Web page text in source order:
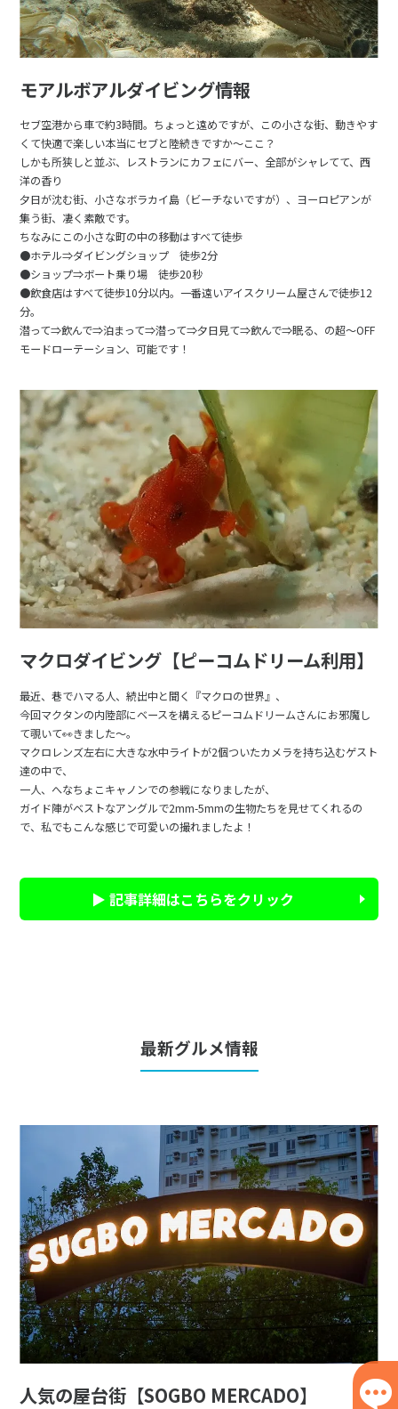
モアルボアルダイビング情報
セブ空港から車で約3時間。ちょっと遠めですが、この小さな街、動きやす
くて快適で楽しい本当にセブと陸続きですか～ここ？
しかも所狭しと並ぶ、レストランにカフェにバー、全部がシャレてて、西
洋の香り
夕日が沈む街、小さなボラカイ島（ビーチないですが）、ヨーロピアンが
集う街、凄く素敵です。
ちなみにこの小さな町の中の移動はすべて徒歩
●ホテル⇒ダイビングショップ 徒歩2分
●ショップ⇒ボート乗り場 徒歩20秒
●飲食店はすべて徒歩10分以内。一番遠いアイスクリーム屋さんで徒歩12
分。
潜って⇒飲んで⇒泊まって⇒潜って⇒夕日見て⇒飲んで⇒眠る、の超～OFF
モードローテーション、可能です！
マクロダイビング【ピーコムドリーム利用】
最近、巷でハマる人、続出中と聞く『マクロの世界』、
今回マクタンの内陸部にベースを構えるピーコムドリームさんにお邪魔し
て覗いて👀きました～。
マクロレンズ左右に大きな水中ライトが2個ついたカメラを持ち込むゲスト
達の中で、
一人、へなちょこキャノンでの参戦になりましたが、
ガイド陣がベストなアングルで2mm-5mmの生物たちを見せてくれるの
で、私でもこんな感じで可愛いの撮れましたよ！
▶ 記事詳細はこちらをクリック
最新グルメ情報
人気の屋台街【SOGBO MERCADO】